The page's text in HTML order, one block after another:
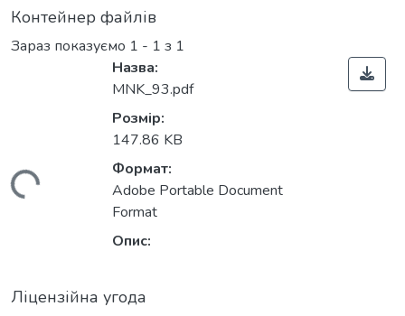
Контейнер файлів
Зараз показуємо 1 - 1 з 1
Назва:
MNK_93.pdf
Розмір:
147.86 KB
Формат:
Adobe Portable Document
Format
Опис:
Ліцензійна угода